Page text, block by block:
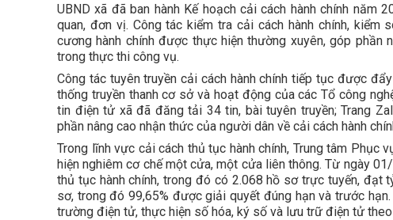
UBND xã đã ban hành Kế hoạch cải cách hành chính
quan, đơn vị. Công tác kiểm tra cải cách hành chính,
cương hành chính được thực hiện thường xuyên, góp phần
trong thực thi công vụ.
Công tác tuyên truyền cải cách hành chính tiếp tục được
thống truyền thanh cơ sở và hoạt động của các Tổ công
tin điện tử xã đã đăng tải 34 tin, bài tuyên truyền; Trang
phần nâng cao nhận thức của người dân về cải cách hành
Trong lĩnh vực cải cách thủ tục hành chính, Trung tâm Phục
hiện nghiêm cơ chế một cửa, một cửa liên thông. Từ ngày
thủ tục hành chính, trong đó có 2.068 hồ sơ trực tuyến, đạt
sơ, trong đó 99,65% được giải quyết đúng hạn và trước
trường điện tử, thực hiện số hóa, ký số và lưu trữ điện tử